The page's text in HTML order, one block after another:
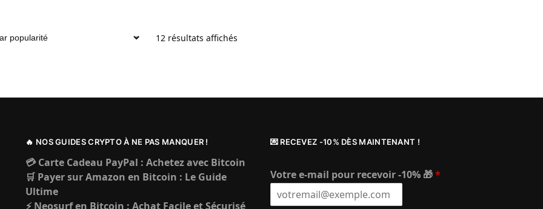
12 résultats affichésTrié par popularité
🔥 NOS GUIDES CRYPTO À NE PAS MANQUER !
💳 Carte Cadeau PayPal : Achetez avec Bitcoin
🛒 Payer sur Amazon en Bitcoin : Le Guide
Ultime
⚡ Neosurf en Bitcoin : Achat Facile et Sécurisé
💌 RECEVEZ -10% DÈS MAINTENANT !
Votre e-mail pour recevoir -10% 🎁*